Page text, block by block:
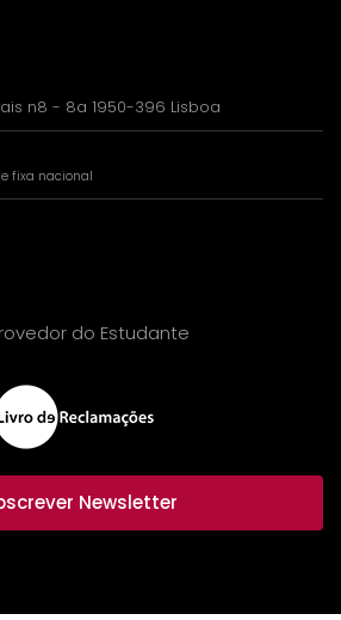
n8 - 8a 1950-396 Lisboa
fixa nacional
do Estudante
Newsletter